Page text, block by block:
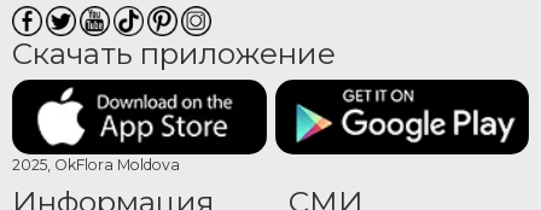
Скачать приложение
2025, OkFlora Moldova
Информация СМИ